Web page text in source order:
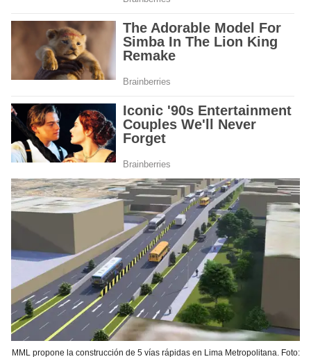
MML propone la construcción de 5 vías rápidas en Lima Metropolitana. Foto: